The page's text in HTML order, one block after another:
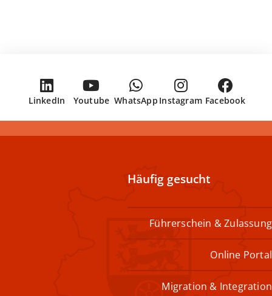
Facebook
Instagram
WhatsApp
Youtube
LinkedIn
Häufig gesucht
Führerschein & Zulassung
Online Portal
Migration & Integration